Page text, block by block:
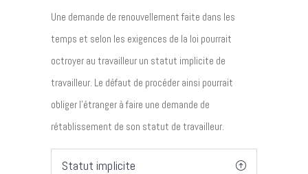
Une demande de renouvellement faite dans les
temps et selon les exigences de la loi pourrait
octroyer au travailleur un statut implicite de
travailleur. Le défaut de procéder ainsi pourrait
obliger l’étranger à faire une demande de
rétablissement de son statut de travailleur.
Statut implicite